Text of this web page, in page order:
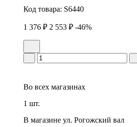
Код товара: S6440
1 376 ₽ 2 553 ₽ -46%
Во всех магазинах
1 шт.
В магазине ул. Рогожский вал